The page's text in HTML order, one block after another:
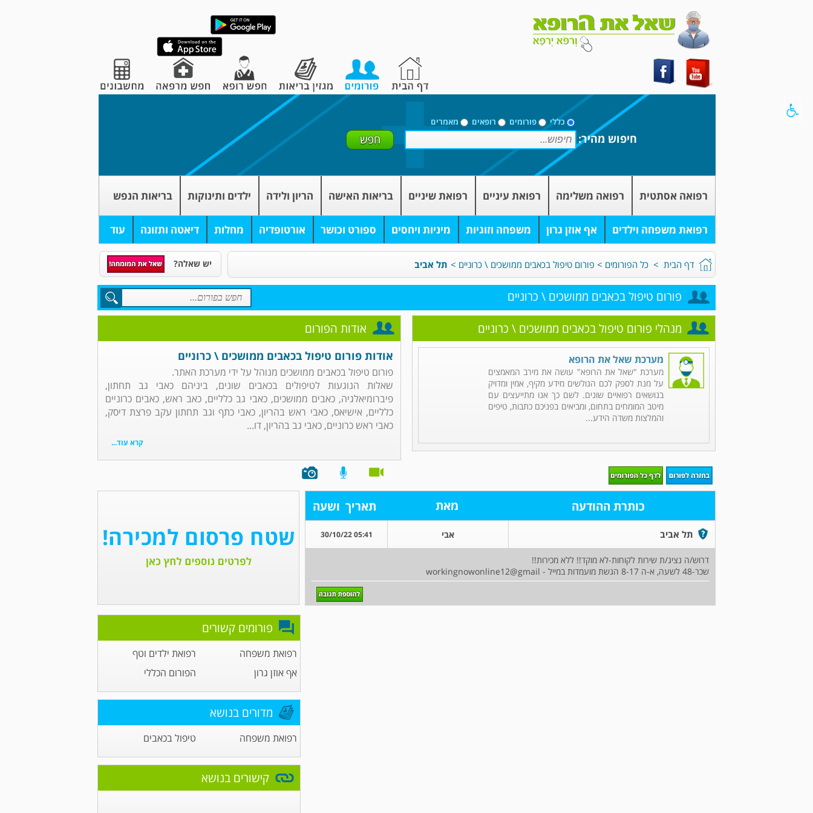
כללי פורומים רופאים מאמרים
חיפוש מהיר:
רפואה אסתטית רפואה משלימה רפואת עיניים רפואת שיניים בריאות האישה הריון ולידה ילדים ותינוקות בריאות הנפש
רפואת משפחה וילדים אף אוזן גרון משפחה וזוגיות מיניות ויחסים ספורט וכושר אורטופדיה מחלות דיאטה ותזונה עוד
דף הבית > כל הפורומים > פורום טיפול בכאבים ממושכים \ כרוניים > תל אביב יש שאלה?
פורום טיפול בכאבים ממושכים \ כרוניים
אודות הפורום
אודות פורום טיפול בכאבים ממושכים \ כרוניים
פורום טיפול בכאבים ממושכים מנוהל על ידי מערכת האתר.
שאלות הנוגעות לטיפולים בכאבים שונים, ביניהם כאבי גב תחתון,
פיברומיאלגיה, כאבים ממושכים, כאבי גב כלליים, כאב ראש, כאבים כרוניים
כלליים, אישיאס, כאבי ראש בהריון, כאבי כתף וגב תחתון עקב פרצת דיסק,
כאבי ראש כרוניים, כאבי גב בהריון, דו...
קרא עוד...
מנהלי פורום טיפול בכאבים ממושכים \ כרוניים
מערכת שאל את הרופא
מערכת "שאל את הרופא" עושה את מירב המאמצים
על מנת לספק לכם הגולשים מידע מקיף, אמין ומדויק
בנושאים רפואיים שונים. לשם כך אנו מתייעצים עם
מיטב המומחים בתחום, ומביאים בפניכם כתבות, טיפים
והמלצות משדה הידע...
כותרת ההודעה מאת תאריך ושעה
תל אביב אבי 05:41 30/10/22
דרוש/ה נציג/ת שירות לקוחות-לא מוקד!! ללא מכירות!!
שכר-48 לשעה, א-ה 8-17 הגשת מועמדות במייל - workingnowonline12@gmail
פורומים קשורים
רפואת משפחה
רפואת ילדים וטף
אף אוזן גרון
הפורום הכללי
מדורים בנושא
רפואת משפחה טיפול בכאבים
קישורים בנושא